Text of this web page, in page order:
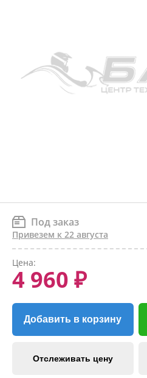
Под заказ
Привезем к 22 августа
Цена:
4 960 ₽
Добавить в корзину
Отслеживать цену